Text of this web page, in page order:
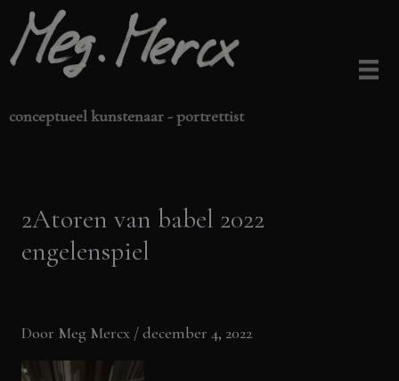
naar
de
conceptueel kunstenaar - portrettist
2Atoren van babel 2022
engelenspiel
Door Meg Mercx /december 4, 2022